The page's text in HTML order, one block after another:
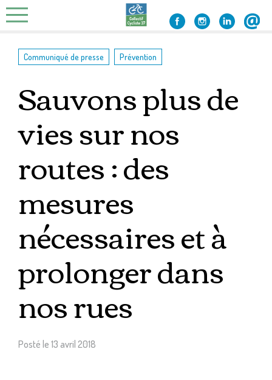
Skip
to
Communiqué de presse Prévention
Sauvons plus de
vies sur nos
routes : des
mesures
nécessaires et à
prolonger dans
nos rues
Posté le 13 avril 2018